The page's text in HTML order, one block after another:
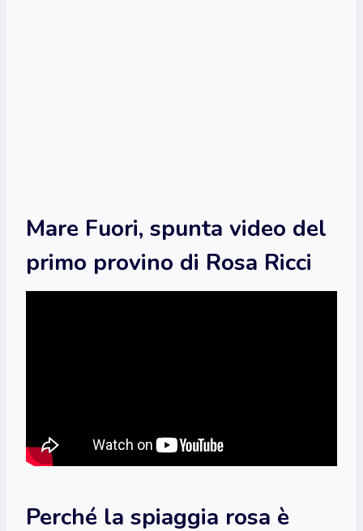
Mare Fuori, spunta video del
primo provino di Rosa Ricci
Perché la spiaggia rosa è